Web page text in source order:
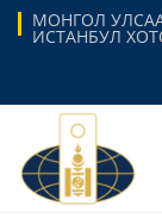
МОНГОЛ
ИСТАНБУЛ